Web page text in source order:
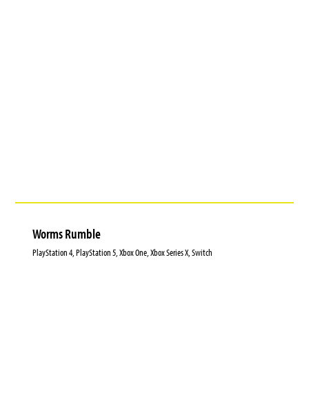
Worms Rumble
PlayStation 4, PlayStation 5, Xbox One, Xbox Series X, Switch